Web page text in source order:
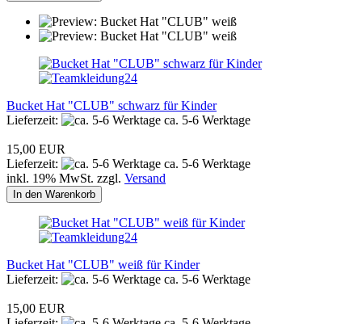
Bucket Hat "CLUB" schwarz für Kinder
Lieferzeit:
ca. 5-6 Werktage
15,00 EUR
Lieferzeit:
ca. 5-6 Werktage
inkl. 19% MwSt. zzgl. Versand
In den Warenkorb
Bucket Hat "CLUB" weiß für Kinder
Lieferzeit:
ca. 5-6 Werktage
15,00 EUR